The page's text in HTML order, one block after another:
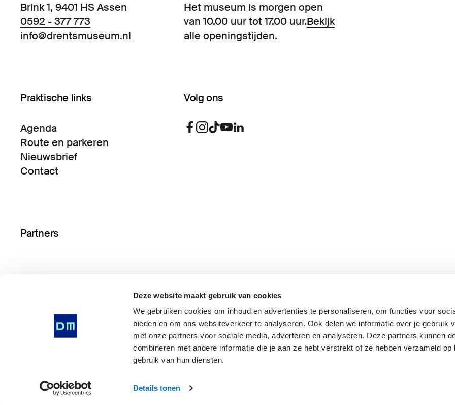
Deze website maakt gebruik van cookies
We gebruiken cookies om inhoud en advertenties te personaliseren, om functies voor
bieden en om ons websiteverkeer te analyseren. Ook delen we informatie over je gebruik
met onze partners voor sociale media, adverteren en analyseren. Deze partners kunnen
combineren met andere informatie die je aan ze hebt verstrekt of ze hebben verzameld op
gebruik van hun diensten.
Details tonen
Brink 1, 9401 HS Assen
0592 - 377 773
info@drentsmuseum.nl
Het museum is morgen open
van 10.00 uur tot 17.00 uur.Bekijk
alle openingstijden.
Praktische links
Agenda
Route en parkeren
Nieuwsbrief
Contact
Volg ons
Partners
Cookie voorkeuren